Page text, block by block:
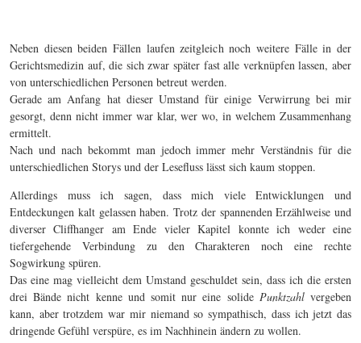
Neben diesen beiden Fällen laufen zeitgleich noch weitere Fälle in der
Gerichtsmedizin auf, die sich zwar später fast alle verknüpfen lassen, aber
von unterschiedlichen Personen betreut werden.
Gerade am Anfang hat dieser Umstand für einige Verwirrung bei mir
gesorgt, denn nicht immer war klar, wer wo, in welchem Zusammenhang
ermittelt.
Nach und nach bekommt man jedoch immer mehr Verständnis für die
unterschiedlichen Storys und der Lesefluss lässt sich kaum stoppen.
Allerdings muss ich sagen, dass mich viele Entwicklungen und
Entdeckungen kalt gelassen haben. Trotz der spannenden Erzählweise und
diverser Cliffhanger am Ende vieler Kapitel konnte ich weder eine
tiefergehende Verbindung zu den Charakteren noch eine rechte
Sogwirkung spüren.
Das eine mag vielleicht dem Umstand geschuldet sein, dass ich die ersten
drei Bände nicht kenne und somit nur eine solide Punktzahlvergeben
kann, aber trotzdem war mir niemand so sympathisch, dass ich jetzt das
dringende Gefühl verspüre, es im Nachhinein ändern zu wollen.